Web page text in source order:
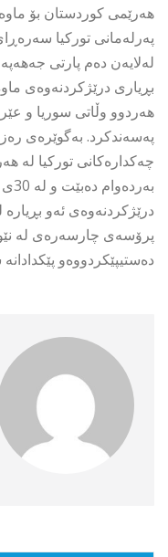
هەرێمی کوردستان بۆ
پەرلەمانی تورکیا
لەلایەن دەم پارتی
بڕیاری درێژکردنەوەی
هەردوو وڵاتی سوریا و
پەسەندكرد. بەگوێرەی
چەکدارەکانی تورکیا لە
درێژكردنەوەی ئەو بڕیارە
پرۆسەی چارسەرەى لە
دەستیپێكردووەو